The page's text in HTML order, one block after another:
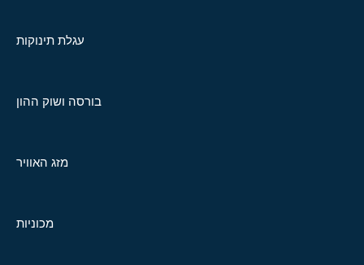
עגלת תינוקות
בורסה ושוק ההון
מזג האוויר
מכוניות